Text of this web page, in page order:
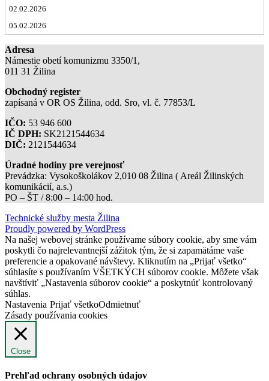
02.02.2026
05.02.2026
Adresa
Námestie obetí komunizmu 3350/1,
011 31 Žilina
Obchodný register
zapísaná v OR OS Žilina, odd. Sro, vl. č. 77853/L
IČO: 53 946 600
IČ DPH: SK2121544634
DIČ: 2121544634
Úradné hodiny pre verejnosť
Prevádzka: Vysokoškolákov 2,010 08 Žilina ( Areál Žilinských
komunikácií, a.s.)
PO – ŠT / 8:00 – 14:00 hod.
Technické služby mesta Žilina
Proudly powered by WordPress
Na našej webovej stránke používame súbory cookie, aby sme vám
poskytli čo najrelevantnejší zážitok tým, že si zapamätáme vaše
preferencie a opakované návštevy. Kliknutím na „Prijať všetko“
súhlasíte s používaním VŠETKÝCH súborov cookie. Môžete však
navštíviť „Nastavenia súborov cookie“ a poskytnúť kontrolovaný
súhlas.
Nastavenia Prijať všetkoOdmietnuť
Zásady používania cookies
Close
Prehľad ochrany osobných údajov